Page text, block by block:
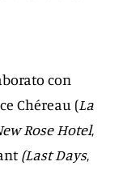
con
Chéreau (La
Rose Hotel,
(Last Days,